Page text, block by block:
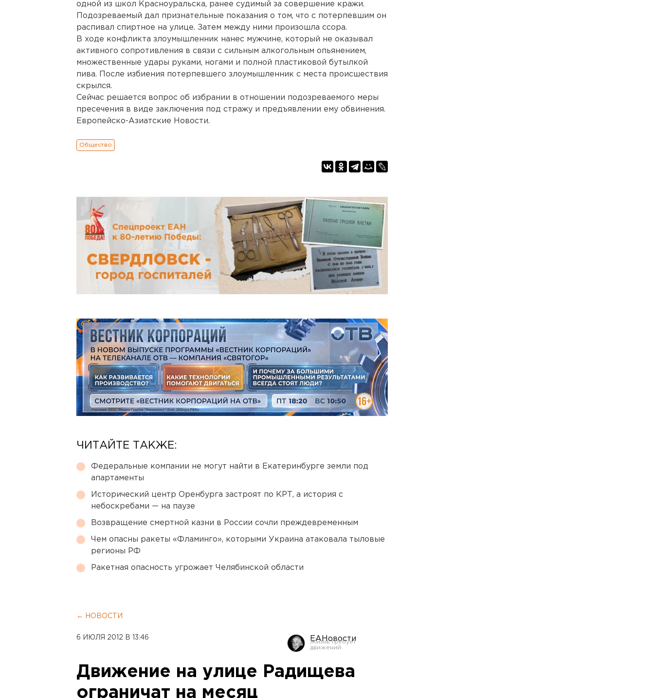
одной из школ Красноуральска, ранее судимый за совершение кражи.
Подозреваемый дал признательные показания о том, что с потерпевшим он
распивал спиртное на улице. Затем между ними произошла ссора.
В ходе конфликта злоумышленник нанес мужчине, который не оказывал
активного сопротивления в связи с сильным алкогольным опьянением,
множественные удары руками, ногами и полной пластиковой бутылкой
пива. После избиения потерпевшего злоумышленник с места происшествия
скрылся.
Сейчас решается вопрос об избрании в отношении подозреваемого меры
пресечения в виде заключения под стражу и предъявлении ему обвинения.
Европейско-Азиатские Новости.
Общество
ЧИТАЙТЕ ТАКЖЕ:
Федеральные компании не могут найти в Екатеринбурге земли под
апартаменты
Исторический центр Оренбурга застроят по КРТ, а история с
небоскребами — на паузе
Возвращение смертной казни в России сочли преждевременным
Чем опасны ракеты «Фламинго», которыми Украина атаковала тыловые
регионы РФ
Ракетная опасность угрожает Челябинской области
← НОВОСТИ
6 ИЮЛЯ 2012 В 13:46 ЕАНовости
Движение на улице Радищева
ограничат на месяц